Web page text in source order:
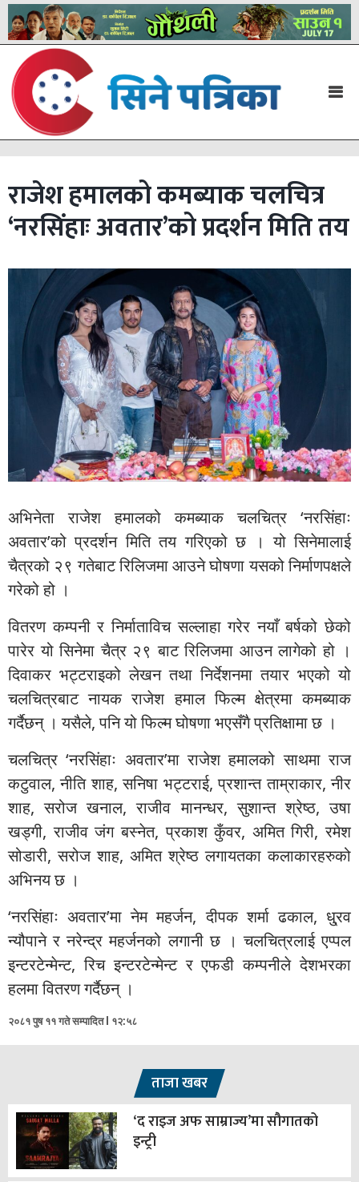
राजेश हमालको कमब्याक चलचित्र
‘नरसिंहाः अवतार’को प्रदर्शन मिति तय
अभिनेता राजेश हमालको कमब्याक चलचित्र ‘नरसिंहाः
अवतार’को प्रदर्शन मिति तय गरिएको छ । यो सिनेमालाई
चैत्रको २९ गतेबाट रिलिजमा आउने घोषणा यसको निर्माणपक्षले
गरेको हो ।
वितरण कम्पनी र निर्माताविच सल्लाहा गरेर नयाँ बर्षको छेको
पारेर यो सिनेमा चैत्र २९ बाट रिलिजमा आउन लागेको हो ।
दिवाकर भट्टराइको लेखन तथा निर्देशनमा तयार भएको यो
चलचित्रबाट नायक राजेश हमाल फिल्म क्षेत्रमा कमब्याक
गर्दैछन् । यसैले, पनि यो फिल्म घोषणा भएसँगै प्रतिक्षामा छ ।
चलचित्र ‘नरसिंहाः अवतार’मा राजेश हमालको साथमा राज
कटुवाल, नीति शाह, सनिषा भट्टराई, प्रशान्त ताम्राकार, नीर
शाह, सरोज खनाल, राजीव मानन्धर, सुशान्त श्रेष्ठ, उषा
खड्गी, राजीव जंग बस्नेत, प्रकाश कुँवर, अमित गिरी, रमेश
सोडारी, सरोज शाह, अमित श्रेष्ठ लगायतका कलाकारहरुको
अभिनय छ ।
‘नरसिंहाः अवतार’मा नेम महर्जन, दीपक शर्मा ढकाल, धु्रव
न्यौपाने र नरेन्द्र महर्जनको लगानी छ । चलचित्रलाई एप्पल
इन्टरटेन्मेन्ट, रिच इन्टरटेन्मेन्ट र एफडी कम्पनीले देशभरका
हलमा वितरण गर्दैछन् ।
२०८१ पुष ११ गते सम्पादित l १२:५८
ताजा खबर
‘द राइज अफ साम्राज्य’मा सौगातको
इन्ट्री